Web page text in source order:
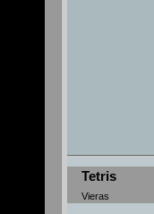
Tetris
Vieras